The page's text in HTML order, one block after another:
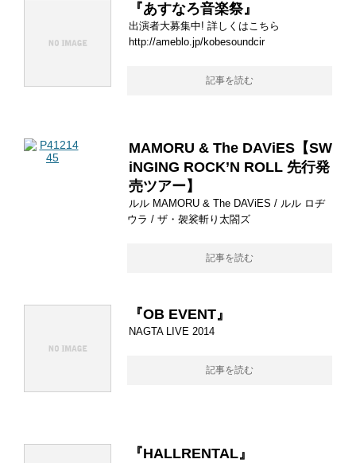
『あすなろ音楽祭』
出演者大募集中! 詳しくはこちら
http://ameblo.jp/kobesoundcir
記事を読む
MAMORU & The DAViES【SW
iNGING ROCK’N ROLL 先行発
売ツアー】
ルル MAMORU & The DAViES / ルル ロヂ
ウラ / ザ・袈裟斬り太閤ズ
記事を読む
『OB EVENT』
NAGTA LIVE 2014
記事を読む
『HALLRENTAL』